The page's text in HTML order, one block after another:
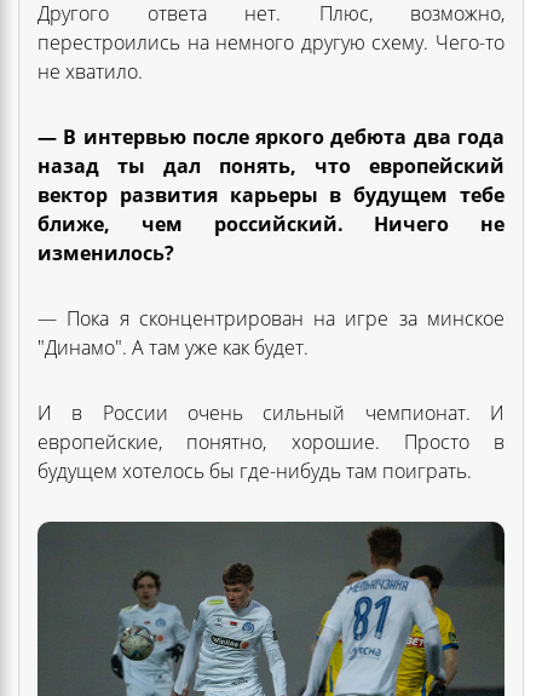
Другого ответа нет. Плюс, возможно,
перестроились на немного другую схему. Чего-то
не хватило.
— В интервью после яркого дебюта два года
назад ты дал понять, что европейский
вектор развития карьеры в будущем тебе
ближе, чем российский. Ничего не
изменилось?
— Пока я сконцентрирован на игре за минское
"Динамо". А там уже как будет.
И в России очень сильный чемпионат. И
европейские, понятно, хорошие. Просто в
будущем хотелось бы где-нибудь там поиграть.